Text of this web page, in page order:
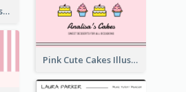
Wine Red Wine Glass Bartender Business Card
Pink Cute Cakes Illustration Cake Shop Business Card